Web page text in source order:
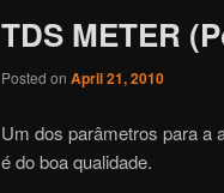
TDS METER
Posted on April 21, 2010
Um dos parâmetros para a
é do boa qualidade.